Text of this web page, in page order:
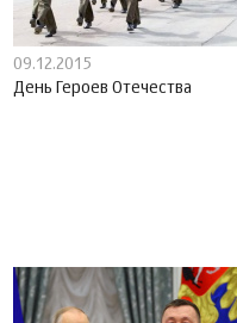
09.12.2015
День Героев Отечества